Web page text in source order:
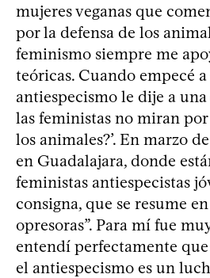
mujeres veganas que
por la defensa de los
feminismo siempre me
teóricas. Cuando empecé
antiespecismo le dije a una
las feministas no miran
los animales?’. En marzo
en Guadalajara, donde
feministas antiespecistas
consigna, que se resume
opresoras”. Para mí fue
entendí perfectamente
el antiespecismo es un